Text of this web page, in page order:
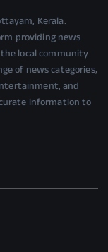
Kerala.
providing news
local community
of news categories,
and
information to